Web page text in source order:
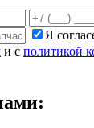
Я
и с политикой